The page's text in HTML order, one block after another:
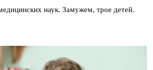
наук. Замужем, трое детей.